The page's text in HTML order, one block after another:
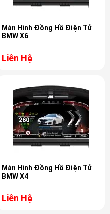
Màn Hình Đồng Hồ Điện Tử
BMW X6
Liên Hệ
Màn Hình Đồng Hồ Điện Tử
BMW X4
Liên Hệ